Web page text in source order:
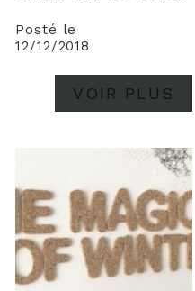
personnalisés. Bonne
journée.
Posté le
12/12/2018
VOIR PLUS